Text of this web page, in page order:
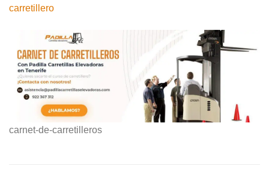
carretillero
carnet-de-carretilleros